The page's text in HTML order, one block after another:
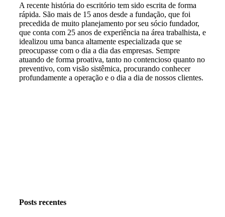
A recente história do escritório tem sido escrita de forma
rápida. São mais de 15 anos desde a fundação, que foi
precedida de muito planejamento por seu sócio fundador,
que conta com 25 anos de experiência na área trabalhista, e
idealizou uma banca altamente especializada que se
preocupasse com o dia a dia das empresas. Sempre
atuando de forma proativa, tanto no contencioso quanto no
preventivo, com visão sistêmica, procurando conhecer
profundamente a operação e o dia a dia de nossos clientes.
Posts recentes